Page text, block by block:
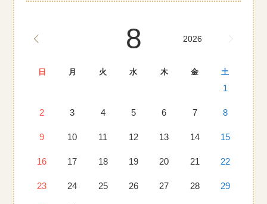
8 2026
日 月 火 水 木 金 土
1
2 3 4 5 6 7 8
9 10 11 12 13 14 15
16 17 18 19 20 21 22
23 24 25 26 27 28 29